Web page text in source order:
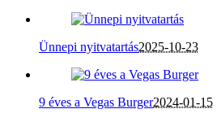
Ünnepi nyitvatartás2025-10-23
9 éves a Vegas Burger2024-01-15